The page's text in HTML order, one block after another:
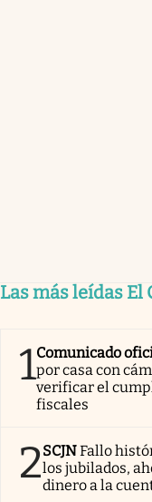
Las más leídas
1Comunicado
por casa con
verificar el
fiscales
2SCJNFallo
los jubilados,
dinero a la